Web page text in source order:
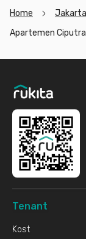
Home
Apartemen Ciputra
Tenant
Kost